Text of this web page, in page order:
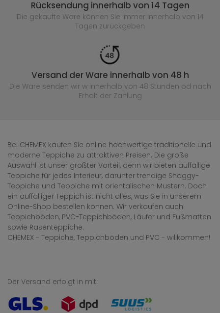
Rücksendung innerhalb von 14 Tagen
Die gekaufte Ware können Sie immer innerhalb von 14
Tagen zurückgeben
Versand der Ware innerhalb von 48 h
Die Ware senden wir w innerhalb von 48 Stunden od nach
Erhalt der Zahlung
Bei CHEMEX kaufen Sie online hochwertige traditionelle und
moderne Teppiche zu attraktiven Preisen. Die große
Auswahl ist unser größter Vorteil, denn wir bieten auffällige
Teppiche für jedes Interieur, darunter trendige Shaggy-
Teppiche und Teppiche mit orientalischen Mustern. Doch
ein auffälliger Teppich ist nicht alles, was Sie in unserem
Online-Shop bestellen können. Wir verkaufen auch
Teppichböden, PVC-Teppichböden, Läufer und Fußmatten
sowie Rasenteppiche.
CHEMEX - Teppiche, Teppichböden und PVC - willkommen!
Der Versand erfolgt in mit: